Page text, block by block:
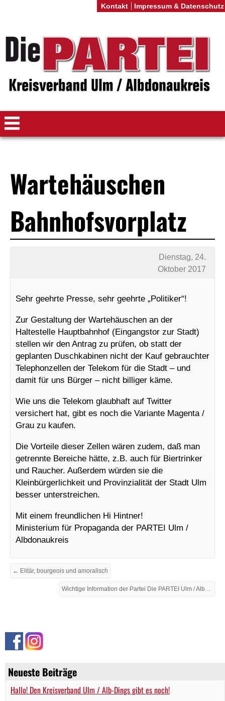
Neueste Beiträge
Hallo! Den Kreisverband Ulm / Alb-Dings gibt es noch!
Wartehäuschen
Bahnhofsvorplatz
Dienstag, 24.
Oktober 2017
Sehr geehrte Presse, sehr geehrte „Politiker“!
Zur Gestaltung der Wartehäuschen an der
Haltestelle Hauptbahnhof (Eingangstor zur Stadt)
stellen wir den Antrag zu prüfen, ob statt der
geplanten Duschkabinen nicht der Kauf gebrauchter
Telephonzellen der Telekom für die Stadt – und
damit für uns Bürger – nicht billiger käme.
Wie uns die Telekom glaubhaft auf Twitter
versichert hat, gibt es noch die Variante Magenta /
Grau zu kaufen.
Die Vorteile dieser Zellen wären zudem, daß man
getrennte Bereiche hätte, z.B. auch für Biertrinker
und Raucher. Außerdem würden sie die
Kleinbürgerlichkeit und Provinzialität der Stadt Ulm
besser unterstreichen.
Mit einem freundlichen Hi Hintner!
Ministerium für Propaganda der PARTEI Ulm /
Albdonaukreis
← Elitär, bourgeois und amoralisch
Kontakt Impressum & Datenschutz